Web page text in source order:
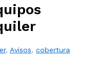
, Avisos, cobertura